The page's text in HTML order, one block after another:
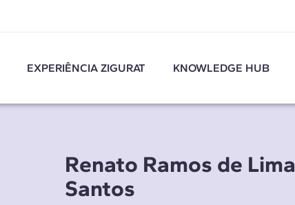
EXPERIÊNCIA ZIGURAT KNOWLEDGE HUB
Renato Ramos de Lima
Santos